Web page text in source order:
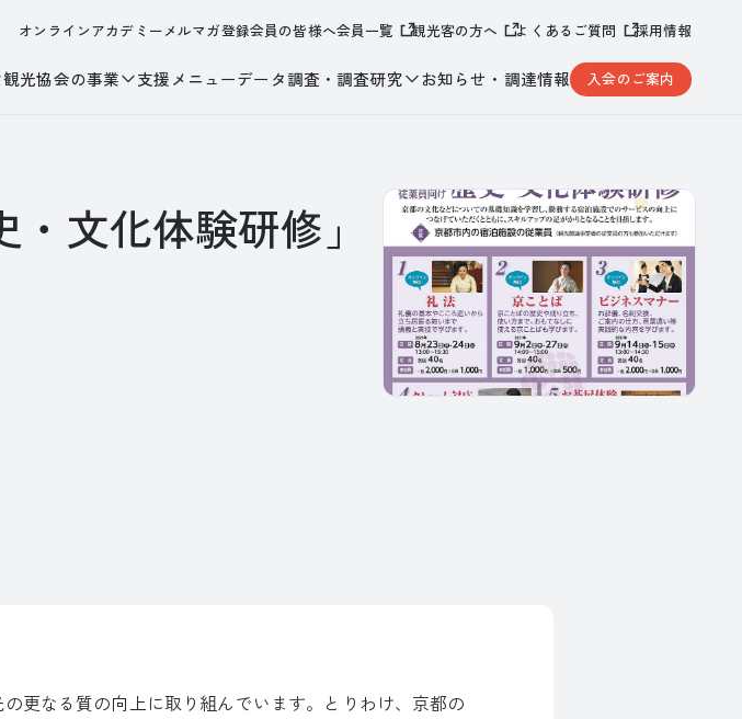
オンラインアカデミーメルマガ登録会員の皆様へ会員一覧 観光客の方へ よくあるご質問 採用情報
観光協会の事業 支援メニューデータ調査・調査研究 お知らせ・調達情報 入会のご案内
文化体験研修」
更なる質の向上に取り組んでいます。とりわけ、京都の